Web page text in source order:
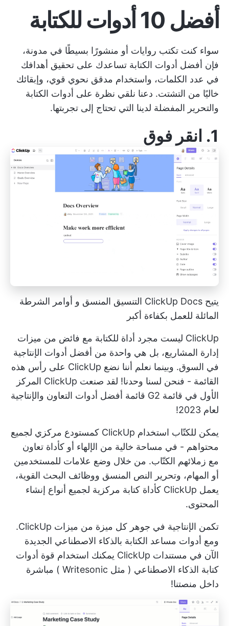
أفضل 10 أدوات للكتابة
سواء كنت تكتب روايات أو منشورًا بسيطًا في مدونة،
فإن أفضل أدوات الكتابة تساعدك على تحقيق أهدافك
في عدد الكلمات، واستخدام مدقق نحوي قوي، وإبقائك
خاليًا من التشتت. دعنا نلقي نظرة على أدوات الكتابة
والتحرير المفضلة لدينا التي تحتاج إلى تجربتها.
1. انقر فوق
يتيح ClickUp Docs التنسيق المنسق و
أوامر الشرطة
المائلة للعمل بكفاءة أكبر
ClickUp ليست مجرد أداة للكتابة مع فائض من ميزات
إدارة المشاريع، بل هي واحدة من أفضل أدوات الإنتاجية
في السوق. وبينما نعلم أننا نضع ClickUp على رأس هذه
القائمة - فنحن لسنا وحدنا! لقد صنعت ClickUp
المركز
الأول في قائمة G2
قائمة أفضل أدوات التعاون والإنتاجية
لعام 2023!
يمكن للكتّاب استخدام ClickUp كمستودع مركزي لجميع
محتواهم - في مساحة خالية من الإلهاء أو كأداة تعاون
مع زملائهم الكتّاب. من خلال وضع علامات للمستخدمين
أو المهام، وتحرير النص المنسق ووظائف البحث القوية،
يعمل ClickUp كأداة كتابة مركزية لجميع أنواع إنشاء
المحتوى.
تكمن الإنتاجية في جوهر كل ميزة من ميزات ClickUp.
ومع أدوات مساعد الكتابة بالذكاء الاصطناعي الجديدة
الآن في مستندات ClickUp
يمكنك استخدام قوة أدوات
كتابة الذكاء الاصطناعي ( مثل Writesonic
) مباشرة
داخل منصتنا!